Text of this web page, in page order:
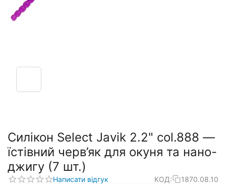
Силікон Select Javik 2.2" col.888 —
їстівний черв’як для окуня та нано-
джигу (7 шт.)
Написати відгук КОД: 1870.08.10